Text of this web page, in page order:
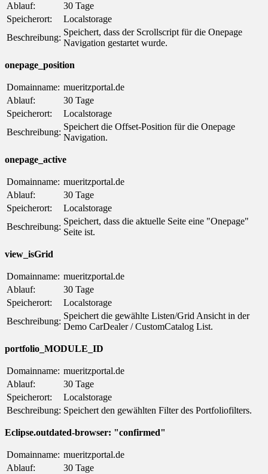
Ablauf:
30 Tage
Speicherort:
Localstorage
Beschreibung:
Speichert, dass der Scrollscript für die Onepage
Navigation gestartet wurde.
onepage_position
Domainname: mueritzportal.de
Ablauf:
30 Tage
Speicherort:
Localstorage
Beschreibung:
Speichert die Offset-Position für die Onepage
Navigation.
onepage_active
Domainname: mueritzportal.de
Ablauf:
30 Tage
Speicherort:
Localstorage
Beschreibung:
Speichert, dass die aktuelle Seite eine "Onepage"
Seite ist.
view_isGrid
Domainname: mueritzportal.de
Ablauf:
30 Tage
Speicherort:
Localstorage
Beschreibung:
Speichert die gewählte Listen/Grid Ansicht in der
Demo CarDealer / CustomCatalog List.
portfolio_MODULE_ID
Domainname: mueritzportal.de
Ablauf:
30 Tage
Speicherort:
Localstorage
Beschreibung: Speichert den gewählten Filter des Portfoliofilters.
Eclipse.outdated-browser: "confirmed"
Domainname: mueritzportal.de
Ablauf:
30 Tage